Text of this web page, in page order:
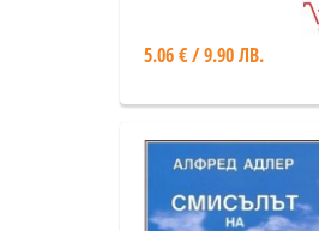
5.06 € / 9.90 ЛВ.